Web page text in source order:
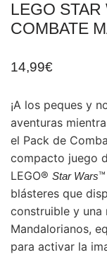
LEGO
COMBATE
14,99€
¡A los peques y
aventuras
el Pack de
compacto juego
LEGO® Star Wars
blásteres que
construible y una
Mandalorianos,
para activar la